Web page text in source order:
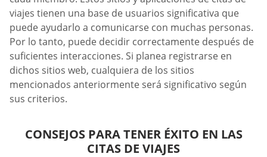
viajes tienen una base de usuarios significativa que
puede ayudarlo a comunicarse con muchas personas.
Por lo tanto, puede decidir correctamente después de
suficientes interacciones. Si planea registrarse en
dichos sitios web, cualquiera de los sitios
mencionados anteriormente será significativo según
sus criterios.
CONSEJOS PARA TENER ÉXITO EN LAS
CITAS DE VIAJES